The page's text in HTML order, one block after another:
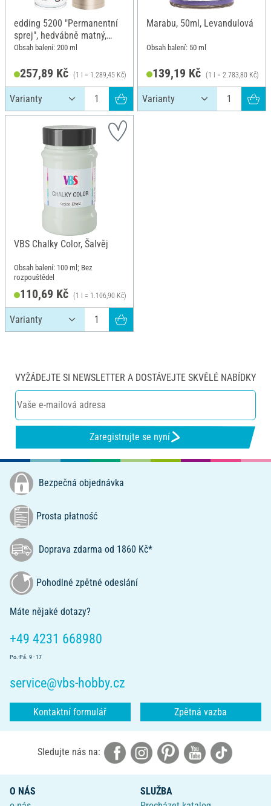
edding 5200 "Permanentní
sprej", hedvábně matný,
Šampaňské zlato
Obsah balení: 200 ml
257,89 Kč (1 l = 1.289,45 Kč)
Marabu, 50ml, Levandulová
Obsah balení: 50 ml
139,19 Kč (1 l = 2.783,80 Kč)
VBS Chalky Color, Šalvěj
Obsah balení: 100 ml; Bez
rozpouštědel
110,69 Kč (1 l = 1.106,90 Kč)
VYŽÁDEJTE SI NEWSLETTER A DOSTÁVEJTE SKVĚLÉ NABÍDKY
Zaregistrujte se nyní
Bezpečná objednávka
Prosta płatność
Doprava zdarma od 1860 Kč*
Pohodlné zpětné odeslání
Máte nějaké dotazy?
+49 4231 668980
Po.-Pá. 9 - 17
service@vbs-hobby.cz
Kontaktní formulář Zpětná vazba
Sledujte nás na:
O NÁS
SLUŽBA